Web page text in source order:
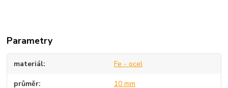
Parametry
materiál Fe - ocel
průměr 10 mm